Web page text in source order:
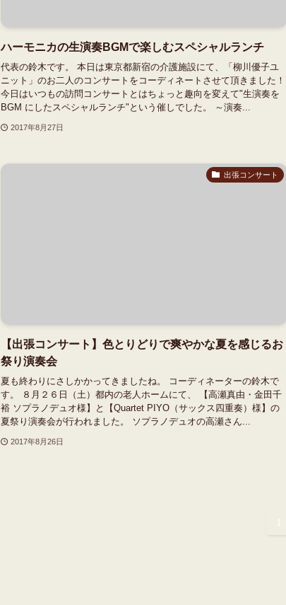
ハーモニカの生演奏BGMで楽しむスペシャルランチ
代表の鈴木です。 本日は東京都新宿の介護施設にて、「柳川優子ユ
ニット」のお二人のコンサートをコーディネートさせて頂きました！
今日はいつもの訪問コンサートとはちょっと趣向を変えて"生演奏を
BGM にしたスペシャルランチ"という催しでした。 ～演奏...
2017年8月27日
出張コンサート
【出張コンサート】色とりどりで爽やかな夏を感じるお
祭り演奏会
夏も終わりにさしかかってきましたね。 コーディネーターの鈴木で
す。 ８月２６日（土）都内の老人ホームにて、 【高瀬真由・金田千
裕 ソプラノデュオ様】と【Quartet PIYO（サックス四重奏）様】の
夏祭り演奏会が行われました。 ソプラノデュオの高瀬さん...
2017年8月26日
1